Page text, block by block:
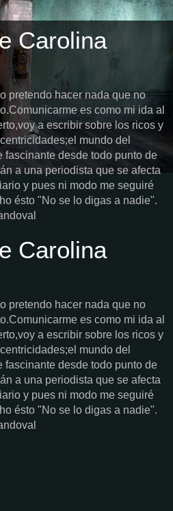
Carolina
pretendo hacer nada que no
es como mi ida al
a escribir sobre los ricos y
mundo del
fascinante desde todo punto de
a una periodista que se afecta
y pues ni modo me seguiré
ésto "No se lo digas a nadie".
Carolina
pretendo hacer nada que no
es como mi ida al
a escribir sobre los ricos y
mundo del
fascinante desde todo punto de
a una periodista que se afecta
y pues ni modo me seguiré
ésto "No se lo digas a nadie".